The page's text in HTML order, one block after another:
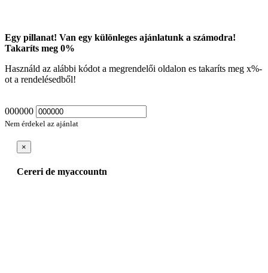
Egy pillanat! Van egy különleges ajánlatunk a számodra!
Takaríts meg 0%
Használd az alábbi kódot a megrendelői oldalon es takaríts meg x%-
ot a rendelésedből!
000000
Nem érdekel az ajánlat
×
Cereri de myaccountn